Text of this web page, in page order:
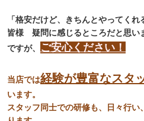
「格安だけど、きちんとやってく
皆様 疑問に感じるところだと思い
ですが、
ご安心ください！
当店では経験が豊富なスタ
います。
スタッフ同士での研修も、日々行い